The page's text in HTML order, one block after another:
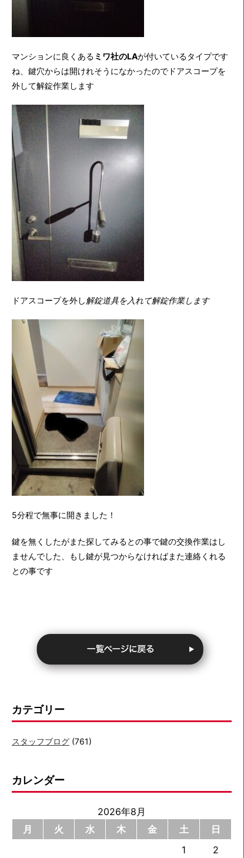
マンションに良くある ミワ社のLAが付いているタイプです
ね、鍵穴からは開けれそうになかったのでドアスコープを
外して解錠作業します
ドアスコープを外し解錠道具を入れて解錠作業します
5分程で無事に開きました！
鍵を無くしたがまた探してみるとの事で鍵の交換作業はし
ませんでした、もし鍵が見つからなければまた連絡くれる
との事です
カテゴリー
スタッフブログ (761)
カレンダー
2026年8月
月
火 水 木 金 土
日
1
2